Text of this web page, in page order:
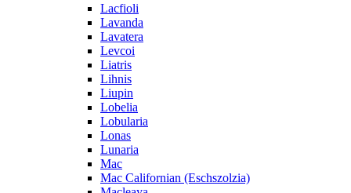
Lacfioli
Lavanda
Lavatera
Levcoi
Liatris
Lihnis
Liupin
Lobelia
Lobularia
Lonas
Lunaria
Mac
Mac Californian (Eschszolzia)